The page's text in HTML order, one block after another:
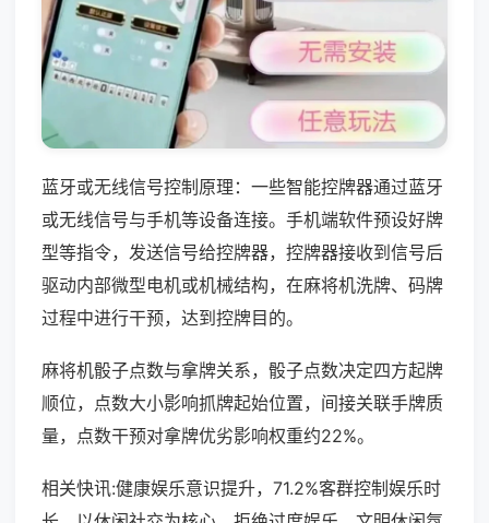
蓝牙或无线信号控制原理：一些智能控牌器通过蓝牙
或无线信号与手机等设备连接。手机端软件预设好牌
型等指令，发送信号给控牌器，控牌器接收到信号后
驱动内部微型电机或机械结构，在麻将机洗牌、码牌
过程中进行干预，达到控牌目的。
麻将机骰子点数与拿牌关系，骰子点数决定四方起牌
顺位，点数大小影响抓牌起始位置，间接关联手牌质
量，点数干预对拿牌优劣影响权重约22%。
相关快讯:健康娱乐意识提升，71.2%客群控制娱乐时